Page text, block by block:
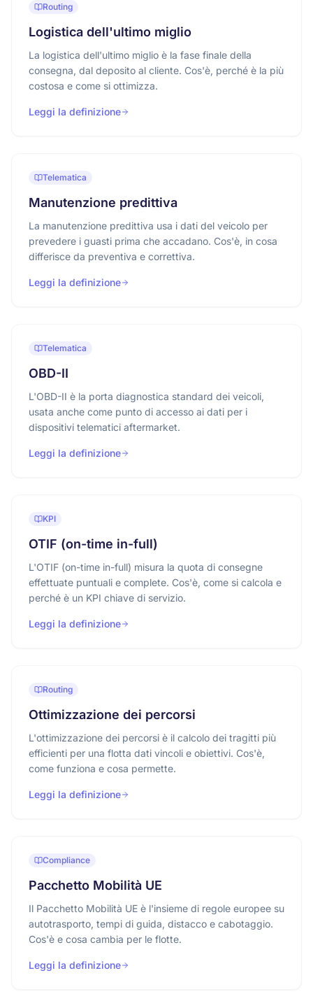
Routing
Logistica dell'ultimo miglio
La logistica dell'ultimo miglio è la fase finale della
consegna, dal deposito al cliente. Cos'è, perché è la più
costosa e come si ottimizza.
Leggi la definizione
Telematica
Manutenzione predittiva
La manutenzione predittiva usa i dati del veicolo per
prevedere i guasti prima che accadano. Cos'è, in cosa
differisce da preventiva e correttiva.
Leggi la definizione
Telematica
OBD-II
L'OBD-II è la porta diagnostica standard dei veicoli,
usata anche come punto di accesso ai dati per i
dispositivi telematici aftermarket.
Leggi la definizione
KPI
OTIF (on-time in-full)
L'OTIF (on-time in-full) misura la quota di consegne
effettuate puntuali e complete. Cos'è, come si calcola e
perché è un KPI chiave di servizio.
Leggi la definizione
Routing
Ottimizzazione dei percorsi
L'ottimizzazione dei percorsi è il calcolo dei tragitti più
efficienti per una flotta dati vincoli e obiettivi. Cos'è,
come funziona e cosa permette.
Leggi la definizione
Compliance
Pacchetto Mobilità UE
Il Pacchetto Mobilità UE è l'insieme di regole europee su
autotrasporto, tempi di guida, distacco e cabotaggio.
Cos'è e cosa cambia per le flotte.
Leggi la definizione